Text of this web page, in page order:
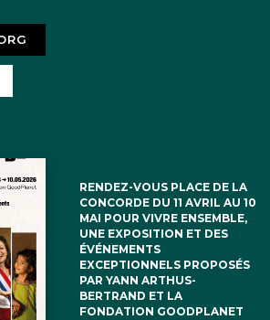
RENDEZ-VOUS PLACE DE LA
CONCORDE DU 11 AVRIL AU 10
MAI POUR VIVRE ENSEMBLE,
UNE EXPOSITION ET DES
ÉVÉNEMENTS
EXCEPTIONNELS PROPOSÉS
PAR YANN ARTHUS-
BERTRAND ET LA
FONDATION GOODPLANET